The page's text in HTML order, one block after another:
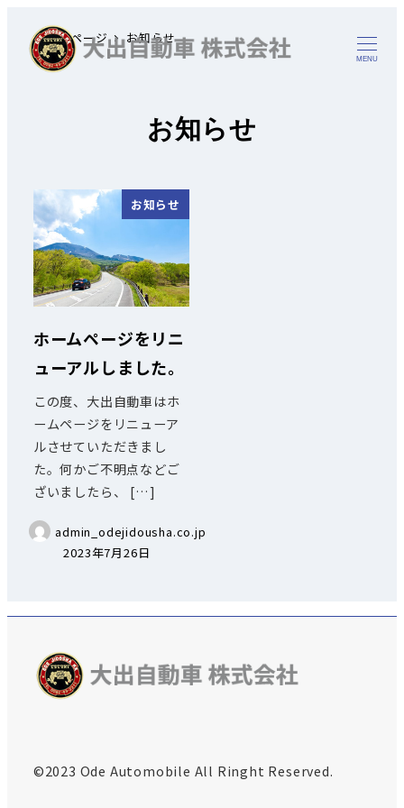
MENU
トップページ お知らせ
お知らせ
お知らせ
ホームページをリニ
ューアルしました。
この度、大出自動車はホ
ームページをリニューア
ルさせていただきまし
た。何かご不明点などご
ざいましたら、 […]
admin_odejidousha.co.jp
2023年7月26日
©︎2023 Ode Automobile All Ringht Reserved.